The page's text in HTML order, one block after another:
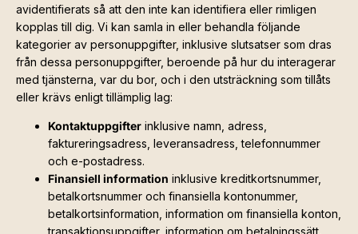
avidentifierats så att den inte kan identifiera eller rimligen
kopplas till dig. Vi kan samla in eller behandla följande
kategorier av personuppgifter, inklusive slutsatser som dras
från dessa personuppgifter, beroende på hur du interagerar
med tjänsterna, var du bor, och i den utsträckning som tillåts
eller krävs enligt tillämplig lag:
Kontaktuppgifter inklusive namn, adress,
faktureringsadress, leveransadress, telefonnummer
och e-postadress.
Finansiell information inklusive kreditkortsnummer,
betalkortsnummer och finansiella kontonummer,
betalkortsinformation, information om finansiella konton,